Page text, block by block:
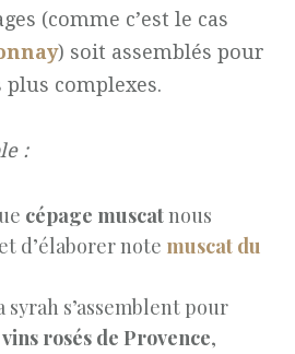
(comme c’est le cas
) soit assemblés pour
complexes.
:
cépage muscatnous
d’élaborer note muscat du
s’assemblent pour
vins rosés de Provence,